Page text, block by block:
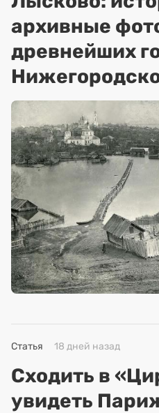
архивные
древнейших
Статья 18 дней назад
Сходить в
увидеть